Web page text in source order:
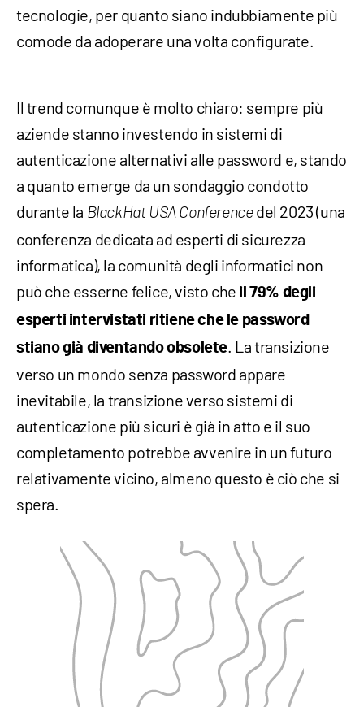
tecnologie, per quanto siano indubbiamente più
comode da adoperare una volta configurate.
Il trend comunque è molto chiaro: sempre più
aziende stanno investendo in sistemi di
autenticazione alternativi alle password e, stando
a quanto emerge da un sondaggio condotto
durante la BlackHat USA Conferencedel 2023 (una
conferenza dedicata ad esperti di sicurezza
informatica), la comunità degli informatici non
può che esserne felice, visto che il 79% degli
esperti intervistati ritiene che le password
stiano già diventando obsolete. La transizione
verso un mondo senza password appare
inevitabile, la transizione verso sistemi di
autenticazione più sicuri è già in atto e il suo
completamento potrebbe avvenire in un futuro
relativamente vicino, almeno questo è ciò che si
spera.